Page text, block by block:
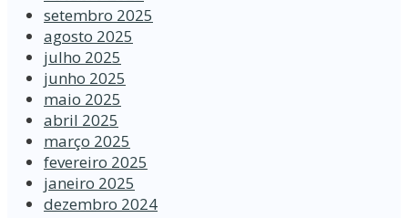
setembro 2025
agosto 2025
julho 2025
junho 2025
maio 2025
abril 2025
março 2025
fevereiro 2025
janeiro 2025
dezembro 2024